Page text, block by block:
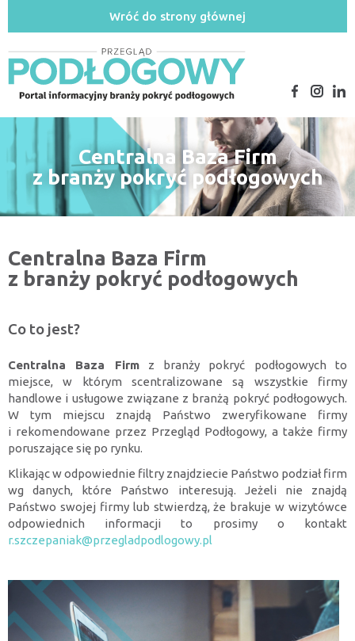
Wróć do strony głównej
Centralna Baza Firm
z branży pokryć podłogowych
Centralna Baza Firm
z branży pokryć podłogowych
Co to jest?
Centralna Baza Firmz branży pokryć podłogowych to
miejsce, w którym scentralizowane są wszystkie firmy
handlowe i usługowe związane z branżą pokryć podłogowych.
W tym miejscu znajdą Państwo zweryfikowane firmy
i rekomendowane przez Przegląd Podłogowy, a także firmy
poruszające się po rynku.
Klikając w odpowiednie filtry znajdziecie Państwo podział firm
wg danych, które Państwo interesują. Jeżeli nie znajdą
Państwo swojej firmy lub stwierdzą, że brakuje w wizytówce
odpowiednich informacji to prosimy o kontakt
r.szczepaniak@przegladpodlogowy.pl